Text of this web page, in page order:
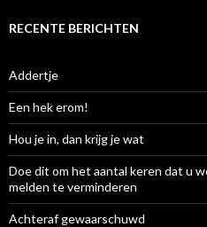
RECENTE BERICHTEN
Addertje
Een hek erom!
Hou je in, dan krijg je wat
Doe dit om het aantal keren dat u
melden te verminderen
Achteraf gewaarschuwd